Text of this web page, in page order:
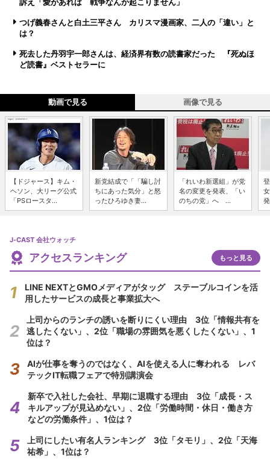
つげ義春さんと白土三平さん カリスマ漫画家、二人の「違い」と
は？
死去した丹羽宇一郎さんは、経済界有数の読書家だった 『死ぬほ
ど読書』ベストセラーに
動画で見る 画像で見る
【ドジャース】キム・
ヘソン、大リーグ公式
「PSロースタ...
新党結成で「「騙し討
ちにあった気分」と怒
ったひろゆき妻...
「れいわ新選組」が党
名の変更を発表、「い
のちの党」へ ...
J-CAST 会社ウォッチ
アクセスランキング もっと見る
LINE NEXTとGMOメディアがタッグ ステーブルコインを活
用したサービスの成長と事業拡大へ
上司からのランチの誘いを断りにくい理由 3位「情報共有を
逃したくない」、2位「職場の雰囲気を悪くしたくない」、1
位は？
AIが仕事を奪うのではなく、AIを使える人に奪われる レバ
テックIT転職フェアで特別講演会
新卒で入社した会社、早期に退職する理由 3位「成長・ス
キルアップが見込めない」、2位「労働時間・休日・働き方
などの労働条件」、1位は？
上司にしたい有名人ランキング 3位「タモリ」、2位「天海
祐希」、1位は？